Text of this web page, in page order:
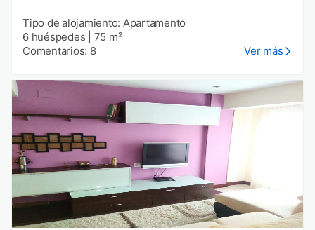
Tipo de alojamiento: Apartamento
6 huéspedes
75 m²
Comentarios: 8
Ver más